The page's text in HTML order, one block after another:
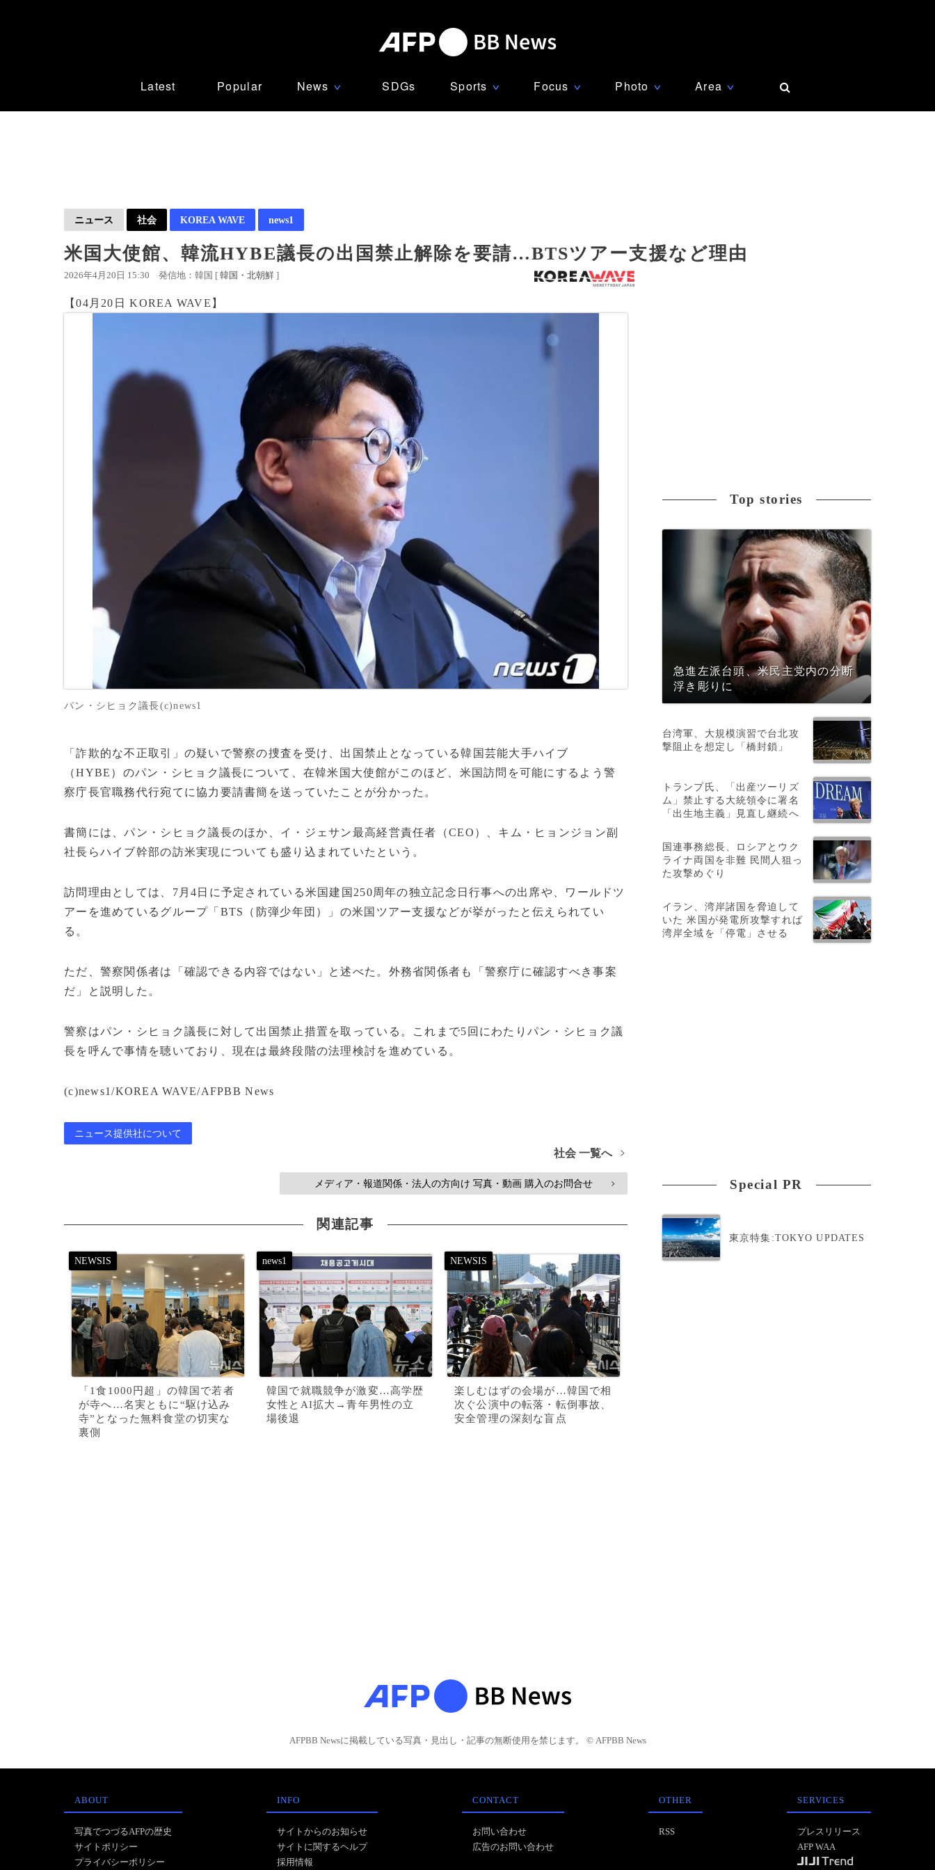
Latest Popular News ∨ SDGs Sports ∨ Focus ∨ Photo ∨ Area ∨
ニュース 社会 KOREA WAVE news1
米国大使館、韓流HYBE議長の出国禁止解除を要請…BTSツアー支援など理由
2026年4月20日 15:30 発信地：韓国 [ 韓国・北朝鮮 ]
【04月20日 KOREA WAVE】
パン・シヒョク議長(c)news1
「詐欺的な不正取引」の疑いで警察の捜査を受け、出国禁止となっている韓国芸能大手ハイブ
（HYBE）のパン・シヒョク議長について、在韓米国大使館がこのほど、米国訪問を可能にするよう警
察庁長官職務代行宛てに協力要請書簡を送っていたことが分かった。
書簡には、パン・シヒョク議長のほか、イ・ジェサン最高経営責任者（CEO）、キム・ヒョンジョン副
社長らハイブ幹部の訪米実現についても盛り込まれていたという。
訪問理由としては、7月4日に予定されている米国建国250周年の独立記念日行事への出席や、ワールドツ
アーを進めているグループ「BTS（防弾少年団）」の米国ツアー支援などが挙がったと伝えられてい
る。
ただ、警察関係者は「確認できる内容ではない」と述べた。外務省関係者も「警察庁に確認すべき事案
だ」と説明した。
警察はパン・シヒョク議長に対して出国禁止措置を取っている。これまで5回にわたりパン・シヒョク議
長を呼んで事情を聴いており、現在は最終段階の法理検討を進めている。
(c)news1/KOREA WAVE/AFPBB News
ニュース提供社について
社会 一覧へ >
メディア・報道関係・法人の方向け 写真・動画 購入のお問合せ >
関連記事
「1食1000円超」の韓国で若者
が寺へ…名実ともに“駆け込み
寺”となった無料食堂の切実な
裏側
韓国で就職競争が激変…高学歴
女性とAI拡大→青年男性の立
場後退
楽しむはずの会場が…韓国で相
次ぐ公演中の転落・転倒事故、
安全管理の深刻な盲点
Top stories
急進左派台頭、米民主党内の分断
浮き彫りに
台湾軍、大規模演習で台北攻
撃阻止を想定し「橋封鎖」
トランプ氏、「出産ツーリズ
ム」禁止する大統領令に署名
「出生地主義」見直し継続へ
国連事務総長、ロシアとウク
ライナ両国を非難 民間人狙っ
た攻撃めぐり
イラン、湾岸諸国を脅迫して
いた 米国が発電所攻撃すれば
湾岸全域を「停電」させる
Special PR
東京特集:TOKYO UPDATES
AFPBB Newsに掲載している写真・見出し・記事の無断使用を禁じます。 © AFPBB News
ABOUT
写真でつづるAFPの歴史
サイトポリシー
プライバシーポリシー
INFO
サイトからのお知らせ
サイトに関するヘルプ
採用情報
CONTACT
お問い合わせ
広告のお問い合わせ
OTHER
RSS
SERVICES
プレスリリース
AFP WAA